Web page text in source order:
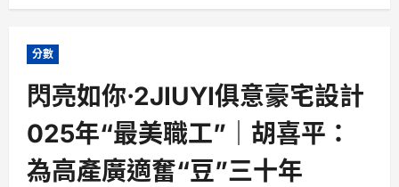
分數
閃亮如你·2JIUYI俱意豪宅設計
025年“最美職工”｜胡喜平：
為高產廣適奮“豆”三十年